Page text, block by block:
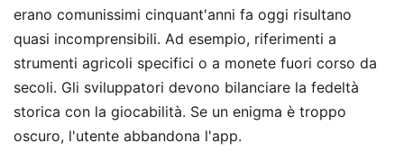
erano comunissimi cinquant'anni fa oggi risultano
quasi incomprensibili. Ad esempio, riferimenti a
strumenti agricoli specifici o a monete fuori corso da
secoli. Gli sviluppatori devono bilanciare la fedeltà
storica con la giocabilità. Se un enigma è troppo
oscuro, l'utente abbandona l'app.